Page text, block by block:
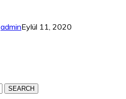
adminEylül 11, 2020
SEARCH